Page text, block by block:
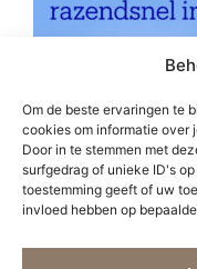
Om de beste ervaringen te
cookies om informatie over
Door in te stemmen met
surfgedrag of unieke ID's
toestemming geeft of uw
invloed hebben op